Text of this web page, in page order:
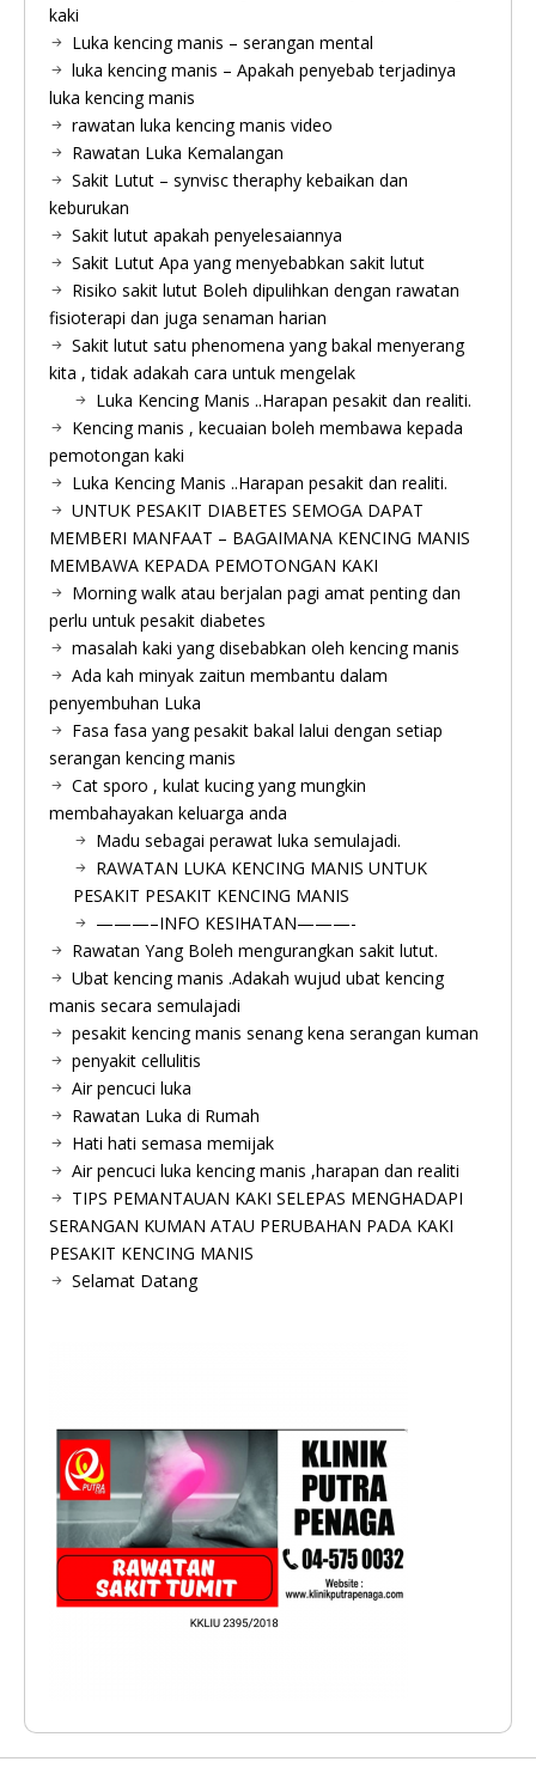
kaki
Luka kencing manis – serangan mental
luka kencing manis – Apakah penyebab terjadinya
luka kencing manis
rawatan luka kencing manis video
Rawatan Luka Kemalangan
Sakit Lutut – synvisc theraphy kebaikan dan
keburukan
Sakit lutut apakah penyelesaiannya
Sakit Lutut Apa yang menyebabkan sakit lutut
Risiko sakit lutut Boleh dipulihkan dengan rawatan
fisioterapi dan juga senaman harian
Sakit lutut satu phenomena yang bakal menyerang
kita , tidak adakah cara untuk mengelak
Luka Kencing Manis ..Harapan pesakit dan realiti.
Kencing manis , kecuaian boleh membawa kepada
pemotongan kaki
Luka Kencing Manis ..Harapan pesakit dan realiti.
UNTUK PESAKIT DIABETES SEMOGA DAPAT
MEMBERI MANFAAT – BAGAIMANA KENCING MANIS
MEMBAWA KEPADA PEMOTONGAN KAKI
Morning walk atau berjalan pagi amat penting dan
perlu untuk pesakit diabetes
masalah kaki yang disebabkan oleh kencing manis
Ada kah minyak zaitun membantu dalam
penyembuhan Luka
Fasa fasa yang pesakit bakal lalui dengan setiap
serangan kencing manis
Cat sporo , kulat kucing yang mungkin
membahayakan keluarga anda
Madu sebagai perawat luka semulajadi.
RAWATAN LUKA KENCING MANIS UNTUK
PESAKIT PESAKIT KENCING MANIS
———–INFO KESIHATAN———-
Rawatan Yang Boleh mengurangkan sakit lutut.
Ubat kencing manis .Adakah wujud ubat kencing
manis secara semulajadi
pesakit kencing manis senang kena serangan kuman
penyakit cellulitis
Air pencuci luka
Rawatan Luka di Rumah
Hati hati semasa memijak
Air pencuci luka kencing manis ,harapan dan realiti
TIPS PEMANTAUAN KAKI SELEPAS MENGHADAPI
SERANGAN KUMAN ATAU PERUBAHAN PADA KAKI
PESAKIT KENCING MANIS
Selamat Datang